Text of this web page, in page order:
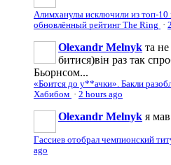
Алимханулы исключили из топ-10
обновлённый рейтинг The Ring ·
Olexandr Melnyk та не
битися)він раз так
Бьорнсом...
«Боится до у**ачки». Бакли
Хабибом · 2 hours ago
Olexandr Melnyk я мав
Гассиев отобрал чемпионский
ago